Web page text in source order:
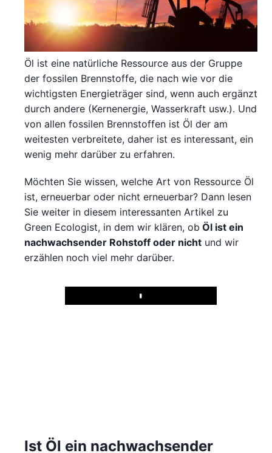
Öl ist eine natürliche Ressource aus der Gruppe
der fossilen Brennstoffe, die nach wie vor die
wichtigsten Energieträger sind, wenn auch ergänzt
durch andere (Kernenergie, Wasserkraft usw.). Und
von allen fossilen Brennstoffen ist Öl der am
weitesten verbreitete, daher ist es interessant, ein
wenig mehr darüber zu erfahren.
Möchten Sie wissen, welche Art von Ressource Öl
ist, erneuerbar oder nicht erneuerbar? Dann lesen
Sie weiter in diesem interessanten Artikel zu
Green Ecologist, in dem wir klären, ob Öl ist ein
nachwachsender Rohstoff oder nicht und wir
erzählen noch viel mehr darüber.
Play
Ist Öl ein nachwachsender